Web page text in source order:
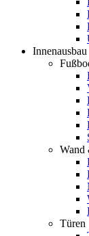
Innenausbau
Wand
Türen